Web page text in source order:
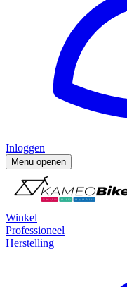
Inloggen
Menu openen
Winkel
Professioneel
Herstelling